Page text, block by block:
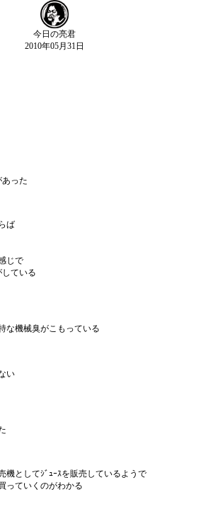
今日の亮君
2010年05月31日
あった
ば
じで
している
な機械臭がこもっている
い
機としてｼﾞｭｰｽを販売しているようで
っていくのがわかる